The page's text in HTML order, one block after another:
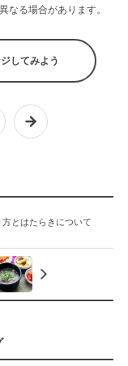
る場合があります。
してみよう
とはたらきについて